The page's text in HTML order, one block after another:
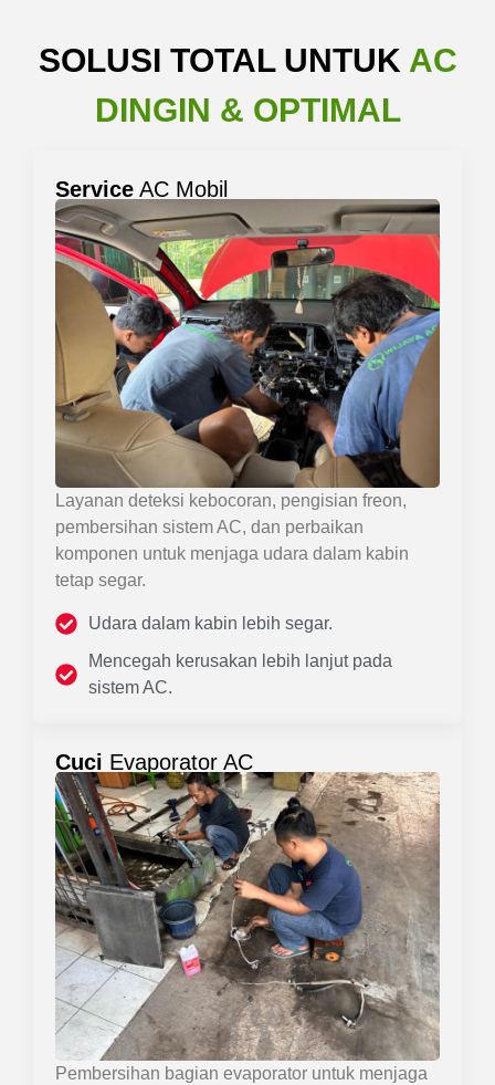
SOLUSI TOTAL UNTUK AC
DINGIN & OPTIMAL
Service AC Mobil
Layanan deteksi kebocoran, pengisian freon,
pembersihan sistem AC, dan perbaikan
komponen untuk menjaga udara dalam kabin
tetap segar.
Udara dalam kabin lebih segar.
Mencegah kerusakan lebih lanjut pada
sistem AC.
Cuci Evaporator AC
Pembersihan bagian evaporator untuk menjaga